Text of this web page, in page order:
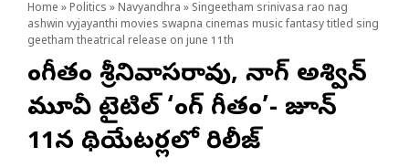
Home » Politics » Navyandhra » Singeetham srinivasa rao nag
ashwin vyjayanthi movies swapna cinemas music fantasy titled sing
geetham theatrical release on june 11th
సింగీతం శ్రీనివాసరావు, నాగ్ అశ్విన్
మూవీ టైటిల్ ‘సింగ్ గీతం’- జూన్
11న థియేటర్లలో రిలీజ్